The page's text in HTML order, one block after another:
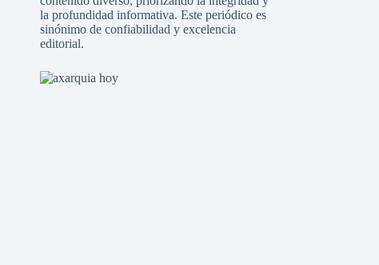
la profundidad informativa. Este periódico es
sinónimo de confiabilidad y excelencia
editorial.